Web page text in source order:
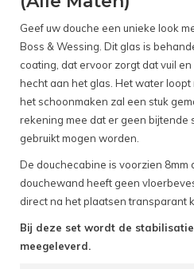
Geef uw douche een unieke look
Boss & Wessing. Dit glas is
coating, dat ervoor zorgt dat vuil
hecht aan het glas. Het water
het schoonmaken zal een stuk
rekening mee dat er geen bijtende
gebruikt mogen worden.
De douchecabine is voorzien 8mm
douchewand heeft geen
direct na het plaatsen transparant
Bij deze set wordt de
meegeleverd.